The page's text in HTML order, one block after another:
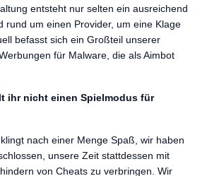
entsteht nur selten ein ausreichend
rund um einen Provider, um eine Klage
befasst sich ein Großteil unserer
für Malware, die als Aimbot
ihr nicht einen Spielmodus für
klingt nach einer Menge Spaß, wir haben
unsere Zeit stattdessen mit
von Cheats zu verbringen. Wir